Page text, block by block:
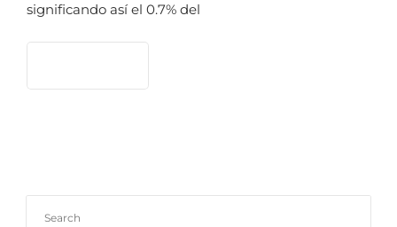
significando así el 0.7% del